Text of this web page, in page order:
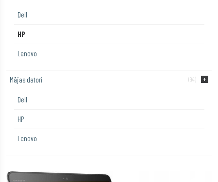
Dell
HP
Lenovo
Mājas datori (94)
Dell
HP
Lenovo